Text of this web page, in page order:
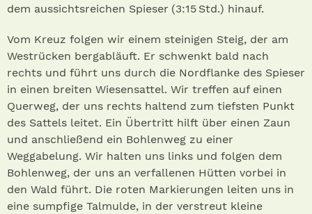
dem aussichtsreichen Spieser (3:15 Std.) hinauf.
Vom Kreuz folgen wir einem steinigen Steig, der am
Westrücken bergabläuft. Er schwenkt bald nach
rechts und führt uns durch die Nordflanke des Spieser
in einen breiten Wiesensattel. Wir treffen auf einen
Querweg, der uns rechts haltend zum tiefsten Punkt
des Sattels leitet. Ein Übertritt hilft über einen Zaun
und anschließend ein Bohlenweg zu einer
Weggabelung. Wir halten uns links und folgen dem
Bohlenweg, der uns an verfallenen Hütten vorbei in
den Wald führt. Die roten Markierungen leiten uns in
eine sumpfige Talmulde, in der verstreut kleine